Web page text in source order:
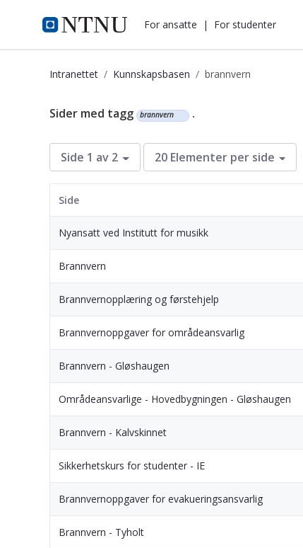
i.ntnu.no For ansatte | For studenter
Intranettet Kunnskapsbasen brannvern
Kunnskapsbasen
Sider med tagg brannvern .
Side 1 av 2 20 Elementer per side
Side
Nyansatt ved Institutt for musikk
Brannvern
Brannvernopplæring og førstehjelp
Brannvernoppgaver for områdeansvarlig
Brannvern - Gløshaugen
Områdeansvarlige - Hovedbygningen - Gløshaugen
Brannvern - Kalvskinnet
Sikkerhetskurs for studenter - IE
Brannvernoppgaver for evakueringsansvarlig
Brannvern - Tyholt